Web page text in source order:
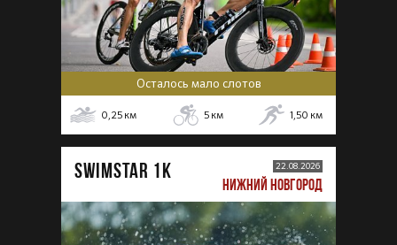
Осталось мало слотов
0,25 км 5 км 1,50 км
SWIMSTAR 1K 22.08.2026
НИЖНИЙ НОВГОРОД